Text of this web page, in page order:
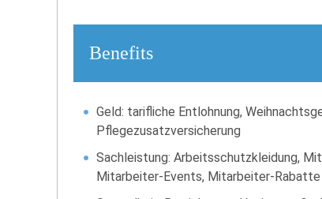
Benefits
Geld: tarifliche Entlohnung,
Pflegezusatzversicherung
Sachleistung: Arbeitsschutzkleidung,
Mitarbeiter-Events, Mitarbeiter-Rabatte